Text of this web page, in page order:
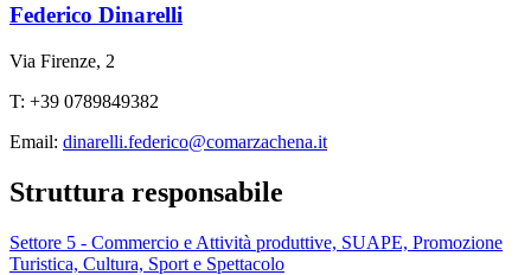
Federico Dinarelli
Via Firenze, 2
T: +39 0789849382
Email: dinarelli.federico@comarzachena.it
Struttura responsabile
Settore 5 - Commercio e Attività produttive, SUAPE, Promozione
Turistica, Cultura, Sport e Spettacolo